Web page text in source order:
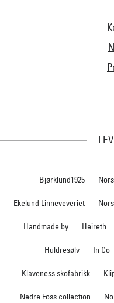
Bjørklund1925
Ekelund Linneveveriet
Handmade by Heireth
Huldresølv In Co
Klaveness skofabrikk
Nedre Foss collection